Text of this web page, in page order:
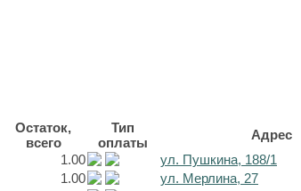
Остаток,
всего
Тип
оплаты
Адрес
1.00 ул. Пушкина, 188/1
1.00 ул. Мерлина, 27